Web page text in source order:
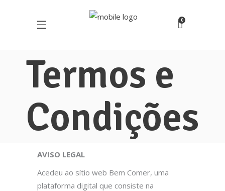
0
Termos e
Condições
AVISO LEGAL
Acedeu ao sítio web Bem Comer, uma
plataforma digital que consiste na